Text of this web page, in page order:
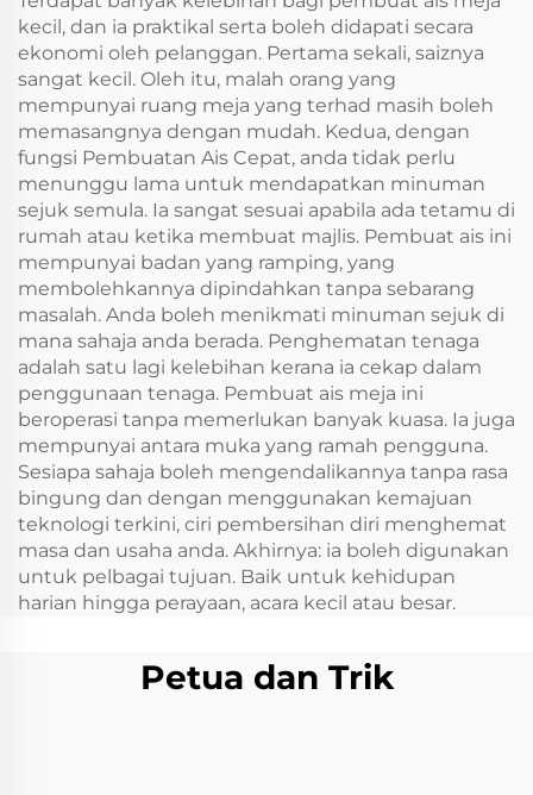
Refrigerator
kecil, dan ia praktikal serta boleh didapati secara
ekonomi oleh pelanggan. Pertama sekali, saiznya
sangat kecil. Oleh itu, malah orang yang
mempunyai ruang meja yang terhad masih boleh
memasangnya dengan mudah. Kedua, dengan
fungsi Pembuatan Ais Cepat, anda tidak perlu
menunggu lama untuk mendapatkan minuman
sejuk semula. Ia sangat sesuai apabila ada tetamu di
rumah atau ketika membuat majlis. Pembuat ais ini
mempunyai badan yang ramping, yang
membolehkannya dipindahkan tanpa sebarang
masalah. Anda boleh menikmati minuman sejuk di
mana sahaja anda berada. Penghematan tenaga
adalah satu lagi kelebihan kerana ia cekap dalam
penggunaan tenaga. Pembuat ais meja ini
beroperasi tanpa memerlukan banyak kuasa. Ia juga
mempunyai antara muka yang ramah pengguna.
Sesiapa sahaja boleh mengendalikannya tanpa rasa
bingung dan dengan menggunakan kemajuan
teknologi terkini, ciri pembersihan diri menghemat
masa dan usaha anda. Akhirnya: ia boleh digunakan
untuk pelbagai tujuan. Baik untuk kehidupan
harian hingga perayaan, acara kecil atau besar.
Petua dan Trik